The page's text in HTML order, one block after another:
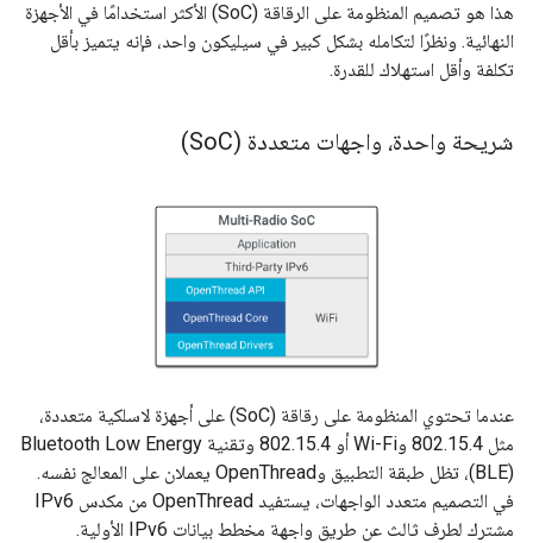
هذا هو تصميم المنظومة على الرقاقة (SoC) الأكثر استخدامًا في الأجهزة
النهائية. ونظرًا لتكامله بشكل كبير في سيليكون واحد، فإنه يتميز بأقل
تكلفة وأقل استهلاك للقدرة.
شريحة واحدة، واجهات متعددة (SoC)
عندما تحتوي المنظومة على رقاقة (SoC) على أجهزة لاسلكية متعددة،
مثل 802.15.4 وWi-Fi أو 802.15.4 وتقنية Bluetooth Low Energy
(BLE)، تظل طبقة التطبيق وOpenThread يعملان على المعالج نفسه.
في التصميم متعدد الواجهات، يستفيد OpenThread من مكدس IPv6
مشترك لطرف ثالث عن طريق واجهة مخطط بيانات IPv6 الأولية.